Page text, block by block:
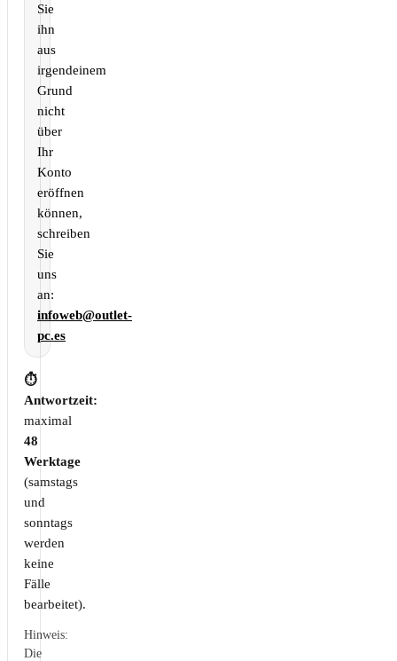
Sie
ihn
aus
irgendeinem
Grund
nicht
über
Ihr
Konto
eröffnen
können,
schreiben
Sie
uns
an:
infoweb@outlet-
pc.es
⏱️
Antwortzeit:
maximal
48
Werktage
(samstags
und
sonntags
werden
keine
Fälle
bearbeitet).
Hinweis:
Die